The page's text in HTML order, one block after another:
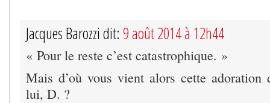
Jacques Barozzi dit: 9 août 2014 à 12h44
« Pour le reste c’est catastrophique. »
Mais d’où vous vient alors cette adoration
lui, D. ?